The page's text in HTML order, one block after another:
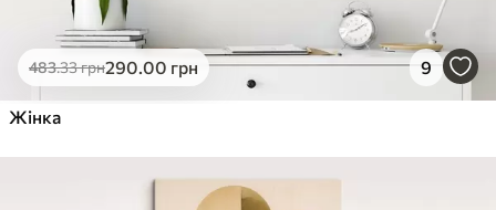
483.33грн290.00 грн 9
Жінка